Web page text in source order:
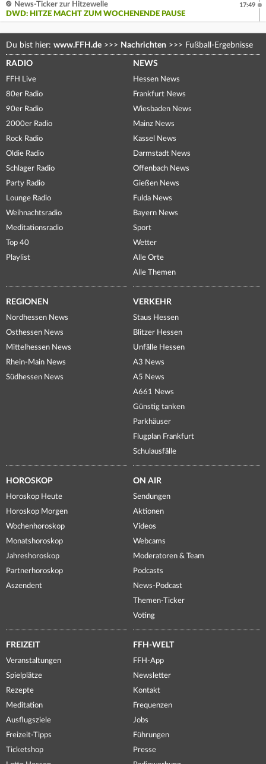
News-Ticker zur Hitzewelle
DWD: HITZE MACHT ZUM WOCHENENDE PAUSE
17:49
Du bist hier: www.FFH.de >>> Nachrichten >>> Fußball-Ergebnisse
RADIO
FFH Live
80er Radio
90er Radio
2000er Radio
Rock Radio
Oldie Radio
Schlager Radio
Party Radio
Lounge Radio
Weihnachtsradio
Meditationsradio
Top 40
Playlist
NEWS
Hessen News
Frankfurt News
Wiesbaden News
Mainz News
Kassel News
Darmstadt News
Offenbach News
Gießen News
Fulda News
Bayern News
Sport
Wetter
Alle Orte
Alle Themen
REGIONEN
Nordhessen News
Osthessen News
Mittelhessen News
Rhein-Main News
Südhessen News
VERKEHR
Staus Hessen
Blitzer Hessen
Unfälle Hessen
A3 News
A5 News
A661 News
Günstig tanken
Parkhäuser
Flugplan Frankfurt
Schulausfälle
HOROSKOP
Horoskop Heute
Horoskop Morgen
Wochenhoroskop
Monatshoroskop
Jahreshoroskop
Partnerhoroskop
Aszendent
ON AIR
Sendungen
Aktionen
Videos
Webcams
Moderatoren & Team
Podcasts
News-Podcast
Themen-Ticker
Voting
FREIZEIT
Veranstaltungen
Spielplätze
Rezepte
Meditation
Ausflugsziele
Freizeit-Tipps
Ticketshop
FFH-WELT
FFH-App
Newsletter
Kontakt
Frequenzen
Jobs
Führungen
Presse